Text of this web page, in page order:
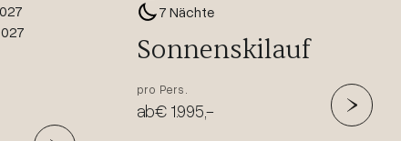
7 Nächte
Sonnenskilauf
pro Pers.
ab€ 1.995,-